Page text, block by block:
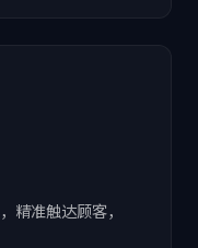
精准触达顾客，